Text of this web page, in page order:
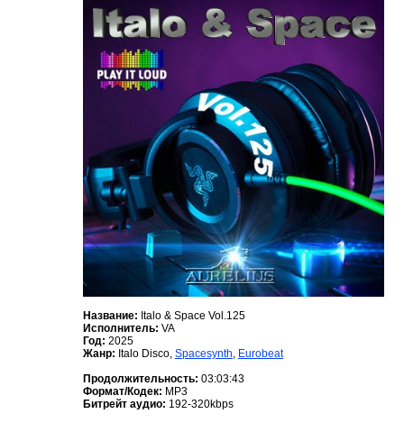
Название: Italo & Space Vol.125
Исполнитель: VA
Год: 2025
Жанр: Italo Disco, Spacesynth, Eurobeat
Продолжительность: 03:03:43
Формат/Кодек: MP3
Битрейт аудио: 192-320kbps